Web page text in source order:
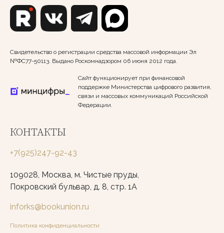
Свидетельство о регистрации средства массовой информации Эл
№ФС77-50113. Выдано Роскомнадзором 06 июня 2012 года.
Сайт функционирует при финансовой
поддержке Министерства цифрового развития,
связи и массовых коммуникаций Российской
Федерации.
КОНТАКТЫ
+7(925)247-92-43
109028, Москва, м. Чистые пруды,
Покровский бульвар, д. 8, стр. 1А
inforks@bookunion.ru
Политика конфиденциальности